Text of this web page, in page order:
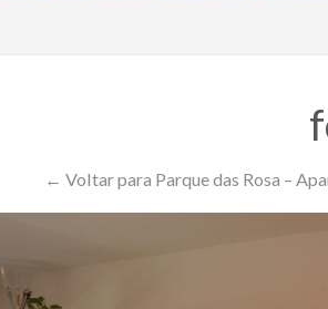
← Voltar para Parque das Rosa –